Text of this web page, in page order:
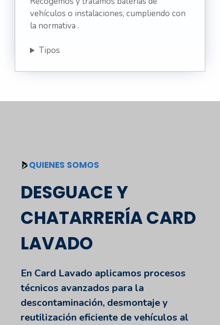
vehículos o instalaciones, cumpliendo con
la normativa .
Tipos
QUIENES SOMOS
DESGUACE Y
CHATARRERÍA CARD
LAVADO
En Card Lavado aplicamos procesos
técnicos avanzados para la
descontaminación, desmontaje y
reutilización eficiente de vehículos al